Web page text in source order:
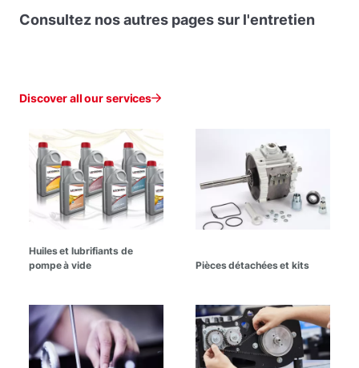
Consultez nos autres pages sur l'entretien
Discover all our services
Huiles et lubrifiants de
pompe à vide
Pièces détachées et kits